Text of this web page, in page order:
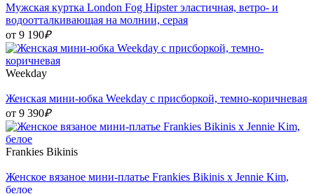
Мужская куртка London Fog Hipster эластичная, ветро- и
водоотталкивающая на молнии, серая
от 9 190₽
Weekday
Женская мини-юбка Weekday с присборкой, темно-коричневая
от 9 390₽
Frankies Bikinis
Женское вязаное мини-платье Frankies Bikinis x Jennie Kim,
белое